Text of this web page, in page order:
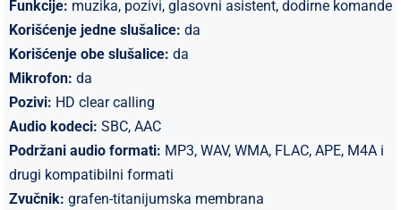
Funkcije: muzika, pozivi, glasovni asistent, dodirne komande
Korišćenje jedne slušalice: da
Korišćenje obe slušalice: da
Mikrofon: da
Pozivi: HD clear calling
Audio kodeci: SBC, AAC
Podržani audio formati: MP3, WAV, WMA, FLAC, APE, M4A i
drugi kompatibilni formati
Zvučnik: grafen-titanijumska membrana